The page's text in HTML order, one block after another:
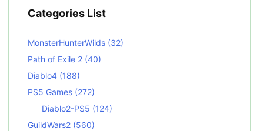
Categories List
MonsterHunterWilds (32)
Path of Exile 2 (40)
Diablo4 (188)
PS5 Games (272)
Diablo2-PS5 (124)
GuildWars2 (560)